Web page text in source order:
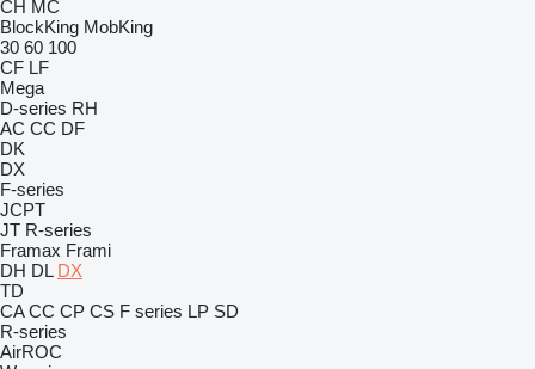
CH MC
BlockKing MobKing
30 60 100
CF LF
Mega
D-series RH
AC CC DF
DK
DX
F-series
JCPT
JT R-series
Framax Frami
DH DL DX
TD
CA CC CP CS F series LP SD
R-series
AirROC